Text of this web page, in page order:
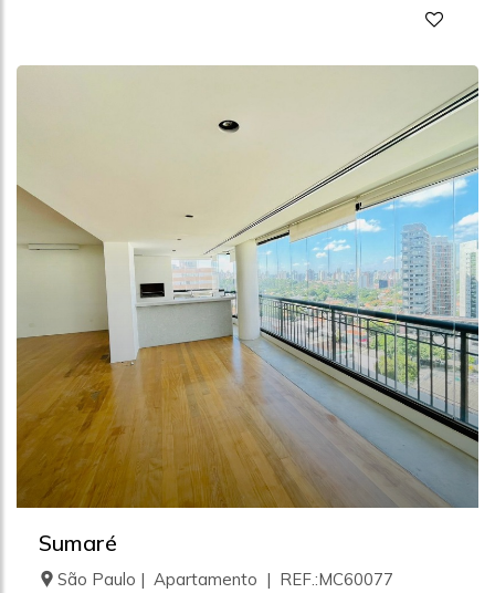
Sumaré
São Paulo | Apartamento | REF.:MC60077